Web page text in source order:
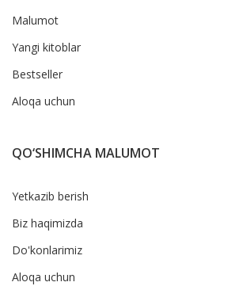
Malumot
Yangi kitoblar
Bestseller
Aloqa uchun
QO‘SHIMCHA MALUMOT
Yetkazib berish
Biz haqimizda
Do'konlarimiz
Aloqa uchun